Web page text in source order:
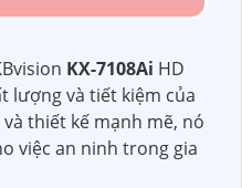
KX-7108Ai HD
lượng và tiết kiệm của
thiết kế mạnh mẽ, nó
việc an ninh trong gia